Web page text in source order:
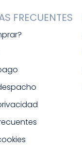
FRECUENTES